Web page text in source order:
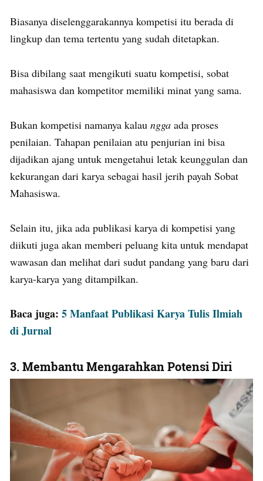
Biasanya diselenggarakannya kompetisi itu berada di
lingkup dan tema tertentu yang sudah ditetapkan.
Bisa dibilang saat mengikuti suatu kompetisi, sobat
mahasiswa dan kompetitor memiliki minat yang sama.
Bukan kompetisi namanya kalau ngga ada proses
penilaian. Tahapan penilaian atu penjurian ini bisa
dijadikan ajang untuk mengetahui letak keunggulan dan
kekurangan dari karya sebagai hasil jerih payah Sobat
Mahasiswa.
Selain itu, jika ada publikasi karya di kompetisi yang
diikuti juga akan memberi peluang kita untuk mendapat
wawasan dan melihat dari sudut pandang yang baru dari
karya-karya yang ditampilkan.
Baca juga: 5 Manfaat Publikasi Karya Tulis Ilmiah
di Jurnal
3.Membantu Mengarahkan Potensi Diri